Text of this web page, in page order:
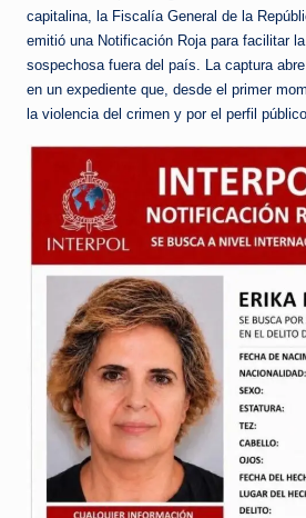
capitalina, la Fiscalía General de la
emitió una Notificación Roja para facilitar
sospechosa fuera del país. La captura
en un expediente que, desde el primer
la violencia del crimen y por el perfil